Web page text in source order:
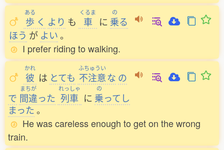
ある
歩 く より も
くるま
車 に
の
乗る
ほう が よい。
I prefer riding to walking.
かれ
彼 は とても
ふちゅうい
不注意な の
で
まちが
間違った
れっしゃ
列車 に
の
乗ってし
まった。
He was careless enough to get on the wrong
train.